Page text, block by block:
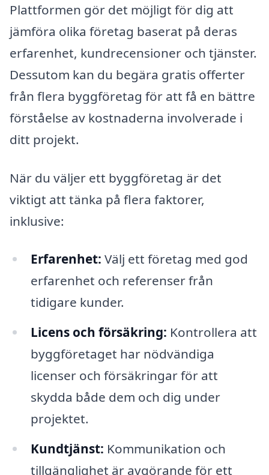
Plattformen gör det möjligt för dig att
jämföra olika företag baserat på deras
erfarenhet, kundrecensioner och tjänster.
Dessutom kan du begära gratis offerter
från flera byggföretag för att få en bättre
förståelse av kostnaderna involverade i
ditt projekt.
När du väljer ett byggföretag är det
viktigt att tänka på flera faktorer,
inklusive:
Erfarenhet: Välj ett företag med god
erfarenhet och referenser från
tidigare kunder.
Licens och försäkring: Kontrollera att
byggföretaget har nödvändiga
licenser och försäkringar för att
skydda både dem och dig under
projektet.
Kundtjänst: Kommunikation och
tillgänglighet är avgörande för ett